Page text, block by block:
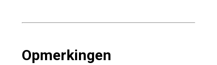
Opmerkingen